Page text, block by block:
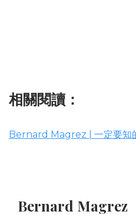
相關閱讀：
Bernard Magrez | 一定要知
Bernard Magrez